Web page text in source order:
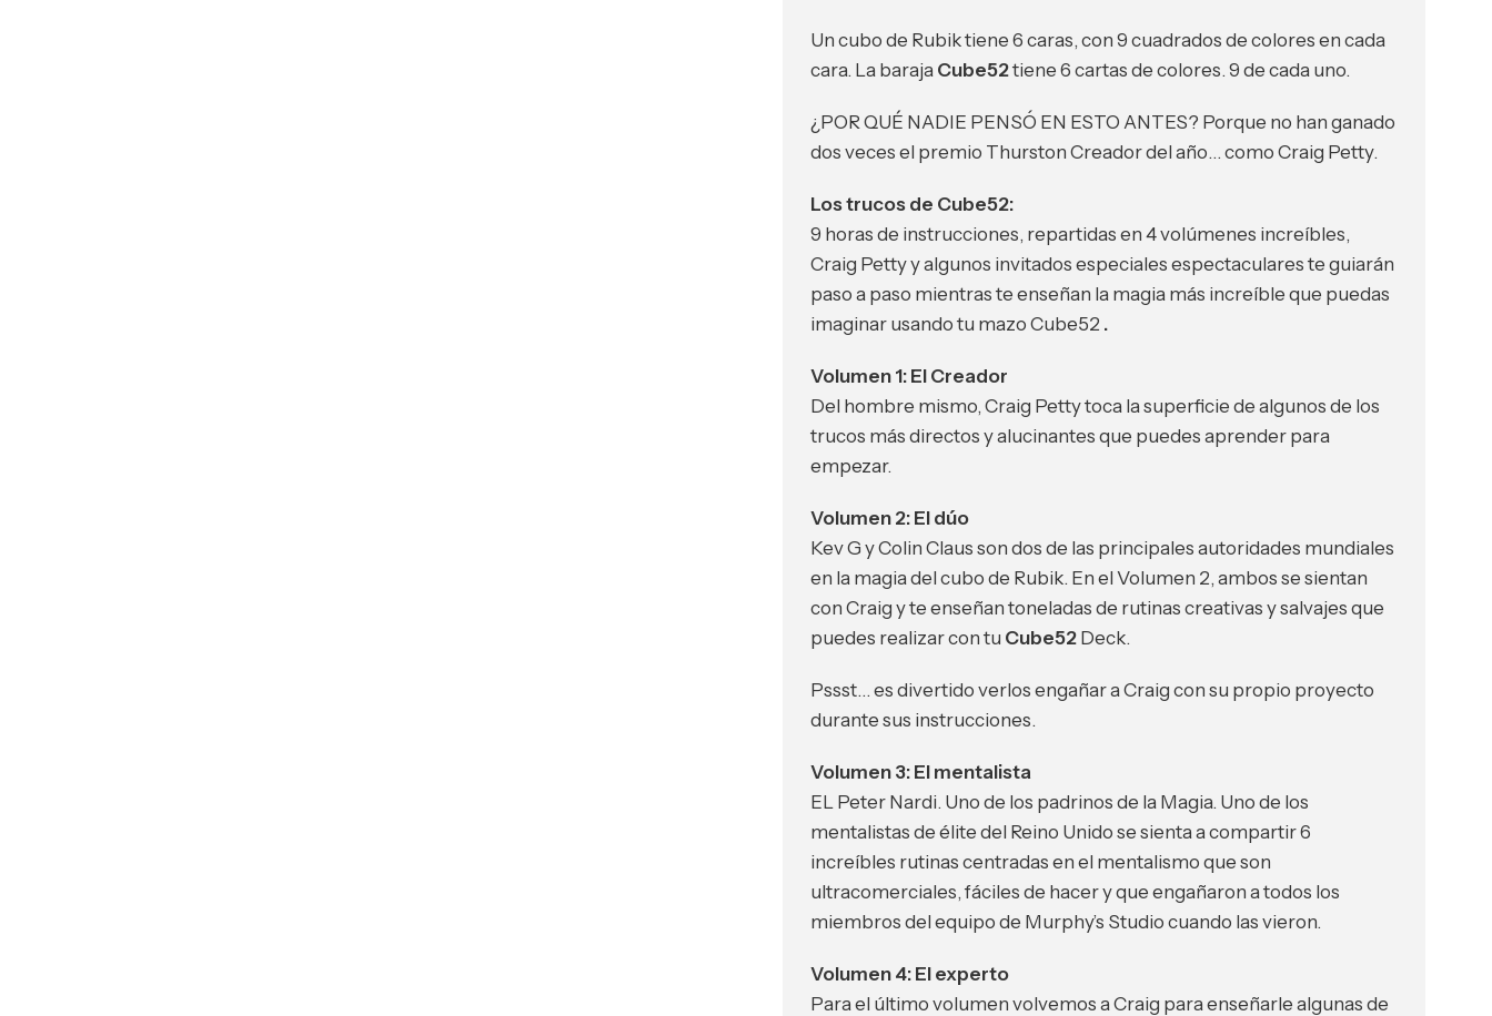
Un cubo de Rubik tiene 6 caras, con 9 cuadrados de colores en cada
cara. La baraja Cube52tiene 6 cartas de colores. 9 de cada uno.
¿POR QUÉ NADIE PENSÓ EN ESTO ANTES? Porque no han ganado
dos veces el premio Thurston Creador del año… como Craig Petty.
Los trucos de Cube52:
9 horas de instrucciones, repartidas en 4 volúmenes increíbles,
Craig Petty y algunos invitados especiales espectaculares te guiarán
paso a paso mientras te enseñan la magia más increíble que puedas
imaginar usando tu mazo Cube52 .
Volumen 1: El Creador
Del hombre mismo, Craig Petty toca la superficie de algunos de los
trucos más directos y alucinantes que puedes aprender para
empezar.
Volumen 2: El dúo
Kev G y Colin Claus son dos de las principales autoridades mundiales
en la magia del cubo de Rubik. En el Volumen 2, ambos se sientan
con Craig y te enseñan toneladas de rutinas creativas y salvajes que
puedes realizar con tu Cube52Deck.
Pssst… es divertido verlos engañar a Craig con su propio proyecto
durante sus instrucciones.
Volumen 3: El mentalista
EL Peter Nardi. Uno de los padrinos de la Magia. Uno de los
mentalistas de élite del Reino Unido se sienta a compartir 6
increíbles rutinas centradas en el mentalismo que son
ultracomerciales, fáciles de hacer y que engañaron a todos los
miembros del equipo de Murphy’s Studio cuando las vieron.
Volumen 4: El experto
Para el último volumen volvemos a Craig para enseñarle algunas de